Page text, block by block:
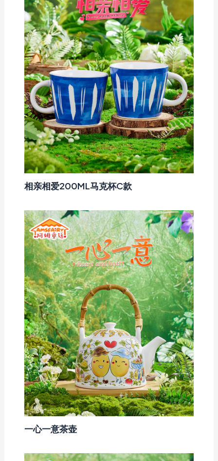
相亲相爱200ML马克杯C款
一心一意茶壶